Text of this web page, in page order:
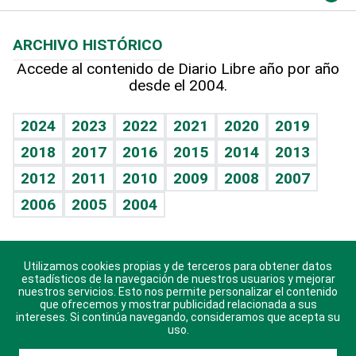
Hablando con el pediatra
Vida y familia
Eñe
Celebrando la vida
Sin complejos
En pocas palabras
Escuchando al corazón
Economía Personal
TBT Deportivo
Más firmas
Hecho en casa
Guía del dinero
Cumpleaños
Horóscopos
Crucigramas
ARCHIVO HISTÓRICO
Accede al contenido de Diario Libre año por año
desde el 2004.
2024 2023 2022 2021 2020
2019
2018
2017 2016 2015 2014
2013
2012
2011 2010 2009 2008
2007
2006
2005 2004
Descarga nuestras aplicaciones para Android, iOS y
sistema Huawei.
Utilizamos cookies propias y de terceros para obtener datos
estadísticos de la navegación de nuestros usuarios y mejorar
nuestros servicios. Esto nos permite personalizar el contenido
que ofrecemos y mostrar publicidad relacionada a sus
intereses. Si continúa navegando, consideramos que acepta su
uso.